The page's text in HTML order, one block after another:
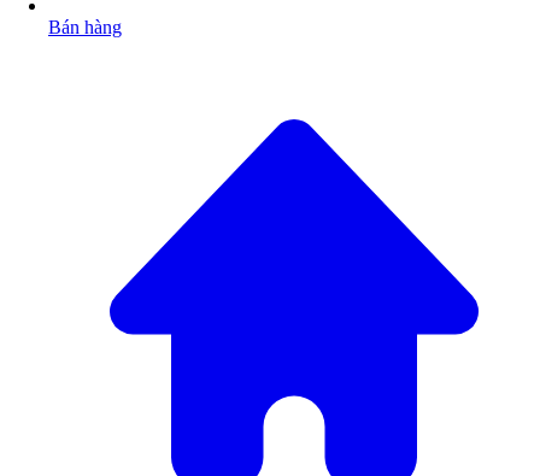
Bán hàng